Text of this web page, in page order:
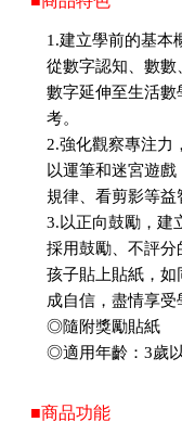
1.建立學前的基本
從數字認知、數數
數字延伸至生活數
考。
2.強化觀察專注力
以運筆和迷宮遊
規律、看剪影等益
3.以正向鼓勵，建
採用鼓勵、不評
孩子貼上貼紙，如
成自信，盡情享受
◎隨附獎勵貼紙
◎適用年齡：3歲
■商品功能